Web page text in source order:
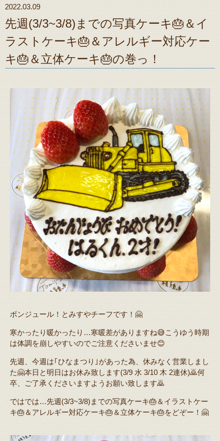
2022.03.09
先週(3/3~3/8)までの写真ケーキ🎂＆イ
ラストケーキ🎂＆アレルギー対応ケー
キ🎂＆立体ケーキ🎂の巻っ！
ボンジュール！とみすやチーフです！🤗
寒かったり暖かったり…寒暖差がありますね😅こうゆう時期
は体調を崩しやすいのでご注意くださいませ😊
先週、今週は｢ひなまつり｣があった為、休みなく営業しまし
た🤗本日と明日はお休み致します(3/9 水 3/10 木 2連休)🙇何
卒、ご了承くださいますようお願い致します🙇
ではでは…先週(3/3~3/8)までの写真ケーキ🎂＆イラストケー
キ🎂＆アレルギー対応ケーキ🎂＆立体ケーキ🎂をどぞー！🤗